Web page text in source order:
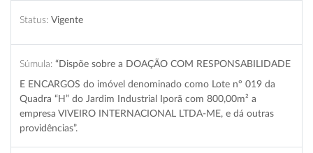
Status: Vigente
Súmula: “Dispõe sobre a DOAÇÃO COM RESPONSABILIDADE
E ENCARGOS do imóvel denominado como Lote nº 019 da
Quadra “H” do Jardim Industrial Iporã com 800,00m² a
empresa VIVEIRO INTERNACIONAL LTDA-ME, e dá outras
providências”.